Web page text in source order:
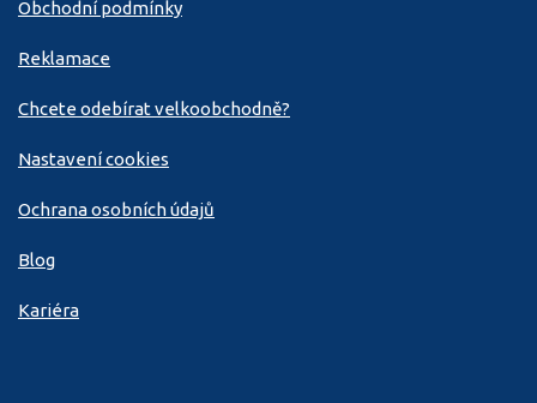
Obchodní podmínky
Reklamace
Chcete odebírat velkoobchodně?
Nastavení cookies
Ochrana osobních údajů
Blog
Kariéra